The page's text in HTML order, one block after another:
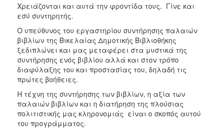
Χρειάζονται και αυτά την φροντίδα τους. Γίνε και
εσύ συντηρητής.
Ο υπεύθυνος του εργαστηρίου συντήρησης παλαιών
βιβλίων της Βικελαίας Δημοτικής Βιβλιοθήκης
ξεδιπλώνει και μας μεταφέρει στα μυστικά της
συντήρησης ενός βιβλίου αλλά και στον τρόπο
διαφύλαξης του και προστασίας του, δηλαδή τις
πρώτες βοήθειες.
Η τέχνη της συντήρησης των βιβλίων, η αξία των
παλαιών βιβλίων και η διατήρηση της πλούσιας
πολιτιστικής μας κληρονομιάς είναι ο σκοπός αυτού
του προγράμματος.